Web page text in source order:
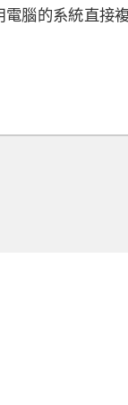
腦的系統直接